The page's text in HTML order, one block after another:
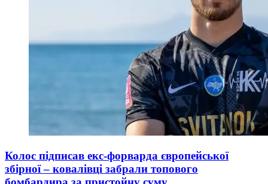
Колос підписав екс-форварда європейської
збірної – ковалівці забрали топового